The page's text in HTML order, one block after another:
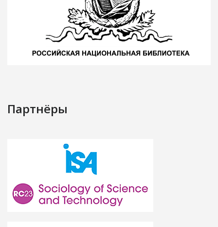
Партнёры